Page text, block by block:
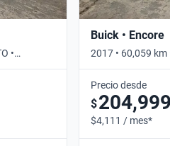
•
Buick • Encore
2017 • 60,059 km
• Automático
Precio desde
$204,999
$4,111 / mes*